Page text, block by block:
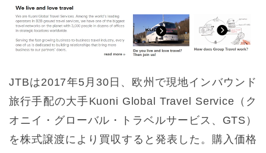
JTBは2017年5月30日、欧州で現地インバウンド
旅行手配の大手Kuoni Global Travel Service（ク
オニイ・グローバル・トラベルサービス、GTS）
を株式譲渡により買収すると発表した。購入価格